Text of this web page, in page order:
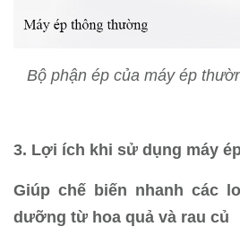
Bộ phận ép của máy ép
3. Lợi ích khi sử dụng máy
Giúp chế biến nhanh các
dưỡng từ hoa quả và rau củ